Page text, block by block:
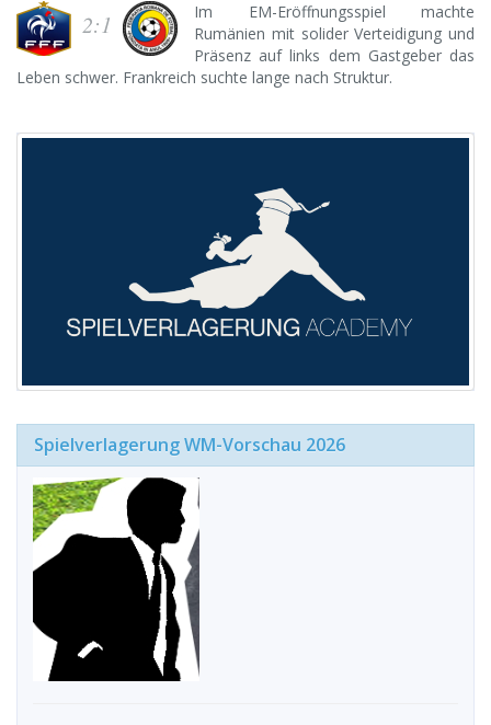
2:1
Im EM-Eröffnungsspiel machte
Rumänien mit solider Verteidigung und
Präsenz auf links dem Gastgeber das
Leben schwer. Frankreich suchte lange nach Struktur.
Spielverlagerung WM-Vorschau 2026